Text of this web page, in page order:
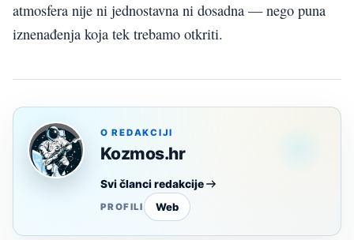
atmosfera nije ni jednostavna ni dosadna — nego puna
iznenađenja koja tek trebamo otkriti.
O REDAKCIJI
Kozmos.hr
Svi članci redakcije
PROFILI Web